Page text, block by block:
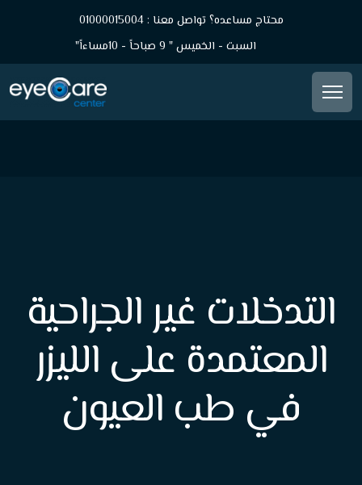
محتاج مساعده؟ تواصل معنا : 01000015004
السبت - الخميس " 9 صباحاً - 10مساءاً"
التدخلات غير الجراحية
المعتمدة على الليزر
في طب العيون